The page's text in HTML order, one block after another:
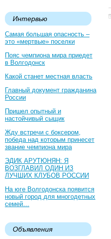
Интервью
Самая большая опасность –
это «мертвые» поселки
Пояс чемпиона мира приедет
в Волгодонск
Какой станет местная власть
Главный документ гражданина
России
Пришел опытный и
настойчивый сыщик
Жду встречи с боксером,
победа над которым принесет
звание чемпиона мира
ЭДИК АРУТЮНЯН: Я
ВОЗГЛАВИЛ ОДИН ИЗ
ЛУЧШИХ КЛУБОВ РОССИИ
На юге Волгодонска появится
новый город для многодетных
семей…
Объявления